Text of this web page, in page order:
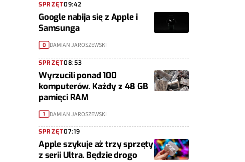
SPRZĘT09:42
Google nabija się z Apple i
Samsunga
0 DAMIAN JAROSZEWSKI
SPRZĘT08:53
Wyrzucili ponad 100
komputerów. Każdy z 48 GB
pamięci RAM
1 DAMIAN JAROSZEWSKI
SPRZĘT07:19
Apple szykuje aż trzy sprzęty
z serii Ultra. Będzie drogo